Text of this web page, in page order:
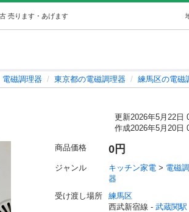
売ります・あげます
電磁調理器 東京都の電磁調理器 練馬区の電磁
更新2026年5月22日
作成2026年5月20日
商品価格 0円
ジャンル キッチン家電 > 電磁
器
受け渡し場所
練馬区
西武新宿線 - 武蔵関駅